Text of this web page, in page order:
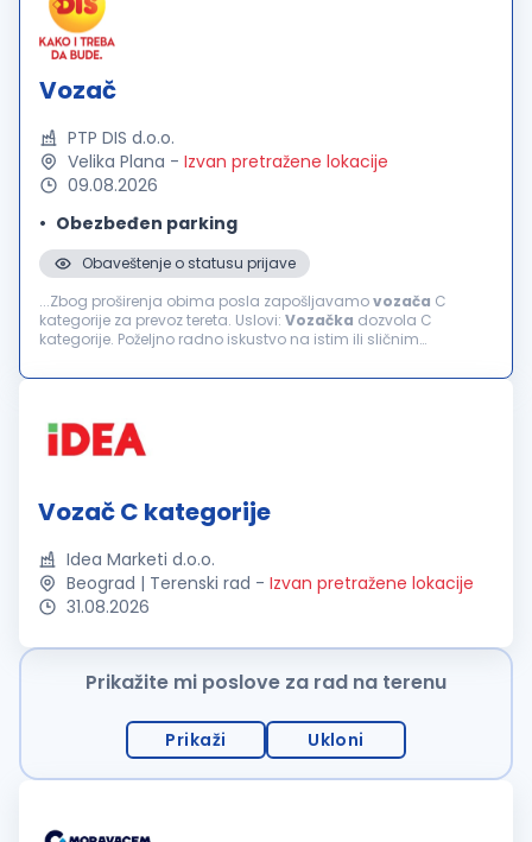
Vozač
PTP DIS d.o.o.
Velika Plana - Izvan pretražene lokacije
09.08.2026
Obezbeđen parking
Obaveštenje o statusu prijave
...Zbog proširenja obima posla zapošljavamovozača C
kategorije za prevoz tereta. Uslovi: Vozačka dozvola C
kategorije. Poželjno radno iskustvo na istim ili sličnim
prema poslu. Savesno...
Vozač C kategorije
Idea Marketi d.o.o.
Beograd | Terenski rad - Izvan pretražene lokacije
31.08.2026
Prikažite mi poslove za rad na terenu
Prikaži Ukloni